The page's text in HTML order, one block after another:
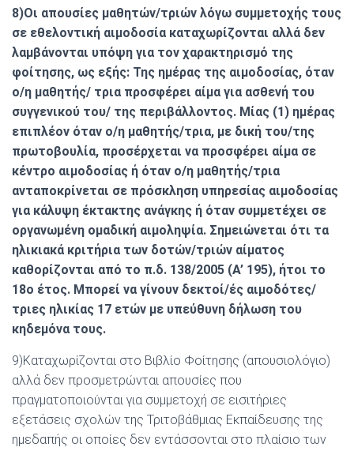
8)Οι απουσίες μαθητών/τριών λόγω συμμετοχής τους
σε εθελοντική αιμοδοσία καταχωρίζονται αλλά δεν
λαμβάνονται υπόψη για τον χαρακτηρισμό της
φοίτησης, ως εξής: Της ημέρας της αιμοδοσίας, όταν
ο/η μαθητής/ τρια προσφέρει αίμα για ασθενή του
συγγενικού του/ της περιβάλλοντος. Μίας (1) ημέρας
επιπλέον όταν ο/η μαθητής/τρια, με δική του/της
πρωτοβουλία, προσέρχεται να προσφέρει αίμα σε
κέντρο αιμοδοσίας ή όταν ο/η μαθητής/τρια
ανταποκρίνεται σε πρόσκληση υπηρεσίας αιμοδοσίας
για κάλυψη έκτακτης ανάγκης ή όταν συμμετέχει σε
οργανωμένη ομαδική αιμοληψία. Σημειώνεται ότι τα
ηλικιακά κριτήρια των δοτών/τριών αίματος
καθορίζονται από το π.δ. 138/2005 (Α’ 195), ήτοι το
18ο έτος. Μπορεί να γίνουν δεκτοί/ές αιμοδότες/
τριες ηλικίας 17 ετών με υπεύθυνη δήλωση του
κηδεμόνα τους.
9)Καταχωρίζονται στο Βιβλίο Φοίτησης (απουσιολόγιο)
αλλά δεν προσμετρώνται απουσίες που
πραγματοποιούνται για συμμετοχή σε εισιτήριες
εξετάσεις σχολών της Τριτοβάθμιας Εκπαίδευσης της
ημεδαπής οι οποίες δεν εντάσσονται στο πλαίσιο των